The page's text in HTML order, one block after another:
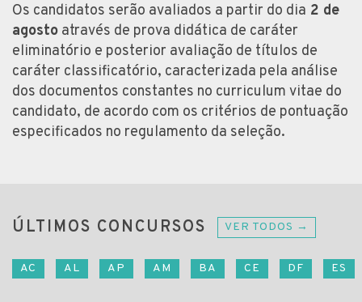
Os candidatos serão avaliados a partir do dia 2 de
agosto através de prova didática de caráter
eliminatório e posterior avaliação de títulos de
caráter classificatório, caracterizada pela análise
dos documentos constantes no curriculum vitae do
candidato, de acordo com os critérios de pontuação
especificados no regulamento da seleção.
ÚLTIMOS CONCURSOS VER TODOS →
AC AL AP AM BA CE DF ES